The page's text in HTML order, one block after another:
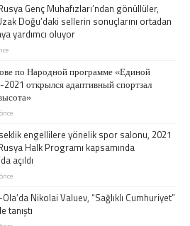
Genç Muhafızları’ndan gönüllüler,
Doğu’daki sellerin sonuçlarını ortadan
yardımcı oluyor
по Народной программе «Единой
открылся адаптивный спортзал
engellilere yönelik spor salonu, 2021
Halk Programı kapsamında
açıldı
Nikolai Valuev, “Sağlıklı Cumhuriyet”
tanıştı